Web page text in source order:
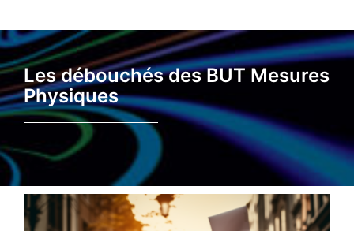
Les débouchés des BUT Mesures
Physiques